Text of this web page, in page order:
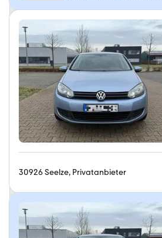
30926 Seelze, Privatanbieter